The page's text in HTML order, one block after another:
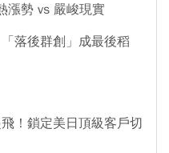
漲勢 vs 嚴峻現實
落後群創」成最後稻
！鎖定美日頂級客戶切